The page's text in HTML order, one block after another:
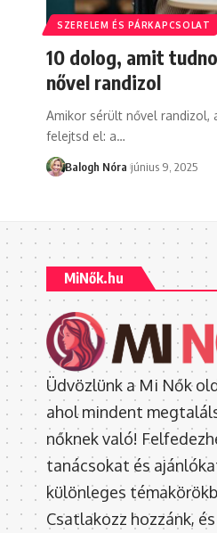
SZERELEM ÉS PÁRKAPCSOLAT
10 dolog, amit
nővel randizol
Amikor sérült nővel randizol,
felejtsd el: a…
Balogh Nóra június 9, 2025
MiNők.hu
Üdvözlünk a Mi Nők
ahol mindent
nőknek való!
tanácsokat és
különleges
Csatlakozz hozzánk,